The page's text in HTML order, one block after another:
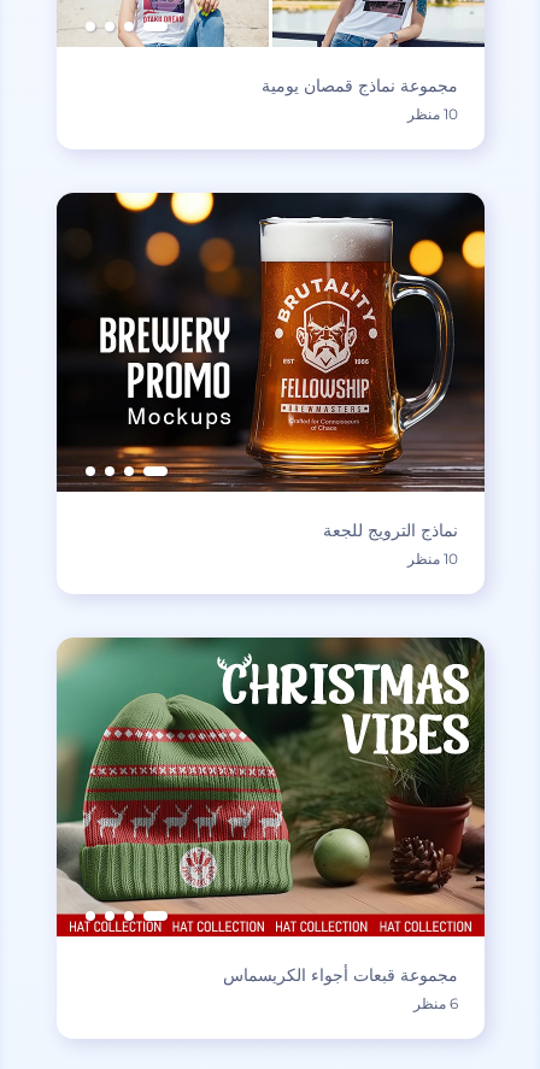
مجموعة نماذج قمصان يومية
10 منظر
نماذج الترويج للجعة
10 منظر
مجموعة قبعات أجواء الكريسماس
6 منظر